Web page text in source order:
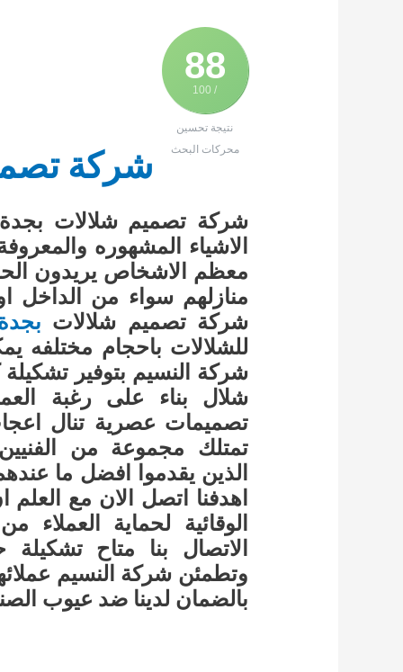
88
/ 100
نتيجة تحسين
محركات البحث
شركة
شركة تصميم شلالات
الاشياء المشهوره
معظم الاشخاص يريدون
منازلهم سواء من الداخل
شركة تصميم شلالات
للشلالات باحجام مختلفه
شركة النسيم بتوفير
شلال بناء على رغبة
تصميمات عصرية تنال
تمتلك مجموعة من الفنيين
الذين يقدموا افضل ما
اهدفنا اتصل الان مع
الوقائية لحماية العملاء
الاتصال بنا متاح تشكيلة
وتطمئن شركة النسيم
بالضمان لدينا ضد عيوب